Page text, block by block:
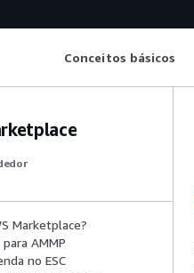
Conceitos básicos
Marketplace?
AMMP
no ESC